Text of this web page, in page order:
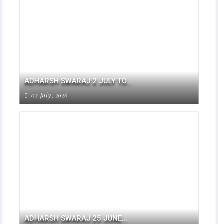
ADHARSH SWARAJ 2 JULY TO...
02 July, 2026
ADHARSH SWARAJ 25 JUNE...